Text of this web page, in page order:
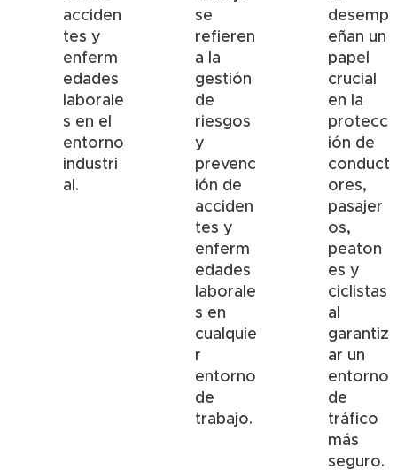
acciden
tes y
enferm
edades
laborale
s en el
entorno
industri
al.
se
refieren
a la
gestión
de
riesgos
y
prevenc
ión de
acciden
tes y
enferm
edades
laborale
s en
cualquie
r
entorno
de
trabajo.
desemp
eñan un
papel
crucial
en la
protecc
ión de
conduct
ores,
pasajer
os,
peaton
es y
ciclistas
al
garantiz
ar un
entorno
de
tráfico
más
seguro.